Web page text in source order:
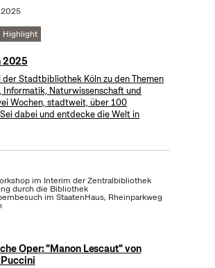
Highlight
2025
der Stadtbibliothek Köln zu den Themen
Informatik, Naturwissenschaft und
Wochen, stadtweit, über 100
dabei und entdecke die Welt in
im Interim der Zentralbibliothek
durch die Bibliothek
im StaatenHaus, Rheinparkweg
Oper: "Manon Lescaut" von